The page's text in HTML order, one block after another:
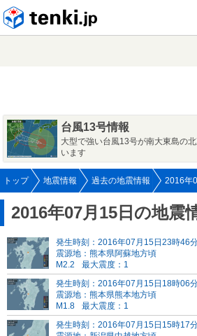
台風13号情報
大型で強い台風13号が南大東島の
います
トップ 地震情報 過去の地震情報 2016年
2016年07月15日の地震
発生時刻：2016年07月15日23時46
震源地：熊本県阿蘇地方頃
M2.2
最大震度：1
発生時刻：2016年07月15日18時06
震源地：熊本県熊本地方頃
M1.8
最大震度：1
発生時刻：2016年07月15日15時17